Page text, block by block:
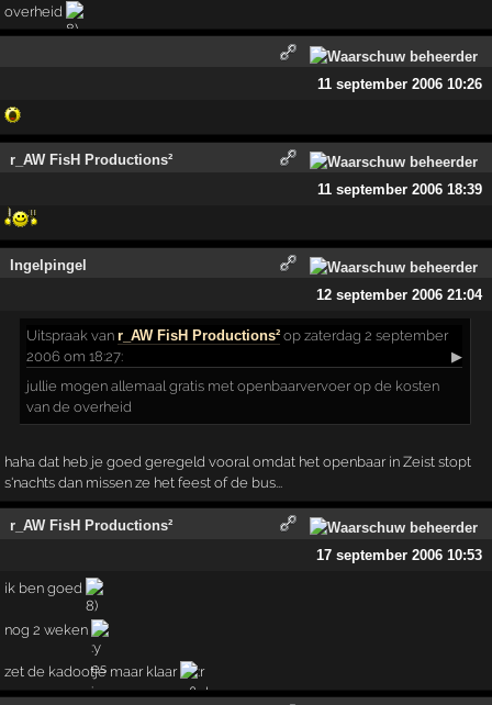
overheid
11 september 2006 10:26
r_AW FisH Productions²
11 september 2006 18:39
Ingelpingel
12 september 2006 21:04
Uitspraak vanr_AW FisH Productions² op zaterdag 2 september
2006 om 18:27:
▶
jullie mogen allemaal gratis met openbaarvervoer op de kosten
van de overheid
haha dat heb je goed geregeld vooral omdat het openbaar in Zeist stopt
s'nachts dan missen ze het feest of de bus...
r_AW FisH Productions²
17 september 2006 10:53
ik ben goed
nog 2 weken
zet de kadootje maar klaar